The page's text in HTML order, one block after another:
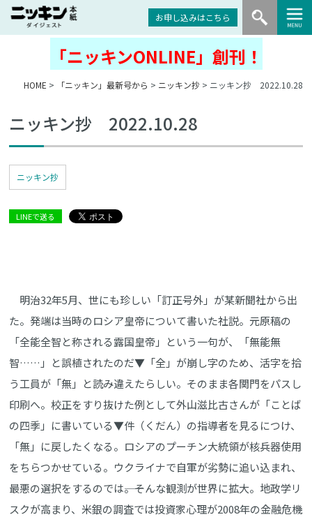
お申し込みはこちら
「ニッキンONLINE」創刊！
HOME > 「ニッキン」最新号から > ニッキン抄 > ニッキン抄 2022.10.28
ニッキン抄 2022.10.28
ニッキン抄
LINEで送る
明治32年5月、世にも珍しい「訂正号外」が某新聞社から出
た。発端は当時のロシア皇帝について書いた社説。元原稿の
「全能全智と称される露国皇帝」という一句が、「無能無
智……」と誤植されたのだ▼「全」が崩し字のため、活字を拾
う工員が「無」と読み違えたらしい。そのまま各関門をパスし
印刷へ。校正をすり抜けた例として外山滋比古さんが「ことば
の四季」に書いている▼件（くだん）の指導者を見るにつけ、
「無」に戻したくなる。ロシアのプーチン大統領が核兵器使用
をちらつかせている。ウクライナで自軍が劣勢に追い込まれ、
最悪の選択をするのでは――。そんな観測が世界に拡大。地政学リ
スクが高まり、米銀の調査では投資家心理が2008年の金融危機